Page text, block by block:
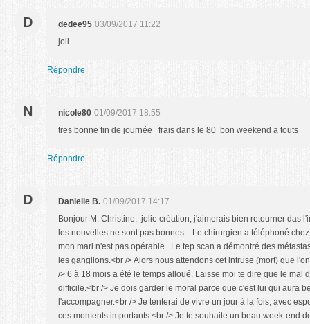
D dedee95 03/09/2017 11:22
joli
Répondre
N nicole80 01/09/2017 18:55
tres bonne fin de journée frais dans le 80 bon weekend a touts
Répondre
D Danielle B. 01/09/2017 14:17
Bonjour M. Christine, jolie création, j'aimerais bien retourner das
les nouvelles ne sont pas bonnes... Le chirurgien a téléphoné
mon mari n'est pas opérable. Le tep scan a démontré des
les ganglions.<br /> Alors nous attendons cet intruse (mort) que
/> 6 à 18 mois a été le temps alloué. Laisse moi te dire que le mal
difficile.<br /> Je dois garder le moral parce que c'est lui qui aura
l'accompagner.<br /> Je tenterai de vivre un jour à la fois, avec
ces moments importants.<br /> Je te souhaite un beau week-end